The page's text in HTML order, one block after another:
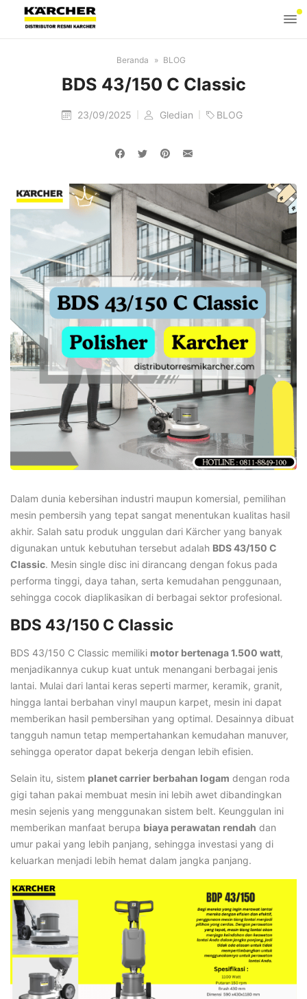
Beranda BLOG
BDS 43/150 C Classic
23/09/2025 Gledian BLOG
Dalam dunia kebersihan industri maupun komersial, pemilihan
mesin pembersih yang tepat sangat menentukan kualitas hasil
akhir. Salah satu produk unggulan dari Kärcher yang banyak
digunakan untuk kebutuhan tersebut adalah BDS 43/150 C
Classic. Mesin single disc ini dirancang dengan fokus pada
performa tinggi, daya tahan, serta kemudahan penggunaan,
sehingga cocok diaplikasikan di berbagai sektor profesional.
BDS 43/150 C Classic
BDS 43/150 C Classic memiliki motor bertenaga 1.500 watt,
menjadikannya cukup kuat untuk menangani berbagai jenis
lantai. Mulai dari lantai keras seperti marmer, keramik, granit,
hingga lantai berbahan vinyl maupun karpet, mesin ini dapat
memberikan hasil pembersihan yang optimal. Desainnya dibuat
tangguh namun tetap mempertahankan kemudahan manuver,
sehingga operator dapat bekerja dengan lebih efisien.
Selain itu, sistem planet carrier berbahan logam dengan roda
gigi tahan pakai membuat mesin ini lebih awet dibandingkan
mesin sejenis yang menggunakan sistem belt. Keunggulan ini
memberikan manfaat berupa biaya perawatan rendah dan
umur pakai yang lebih panjang, sehingga investasi yang di
keluarkan menjadi lebih hemat dalam jangka panjang.